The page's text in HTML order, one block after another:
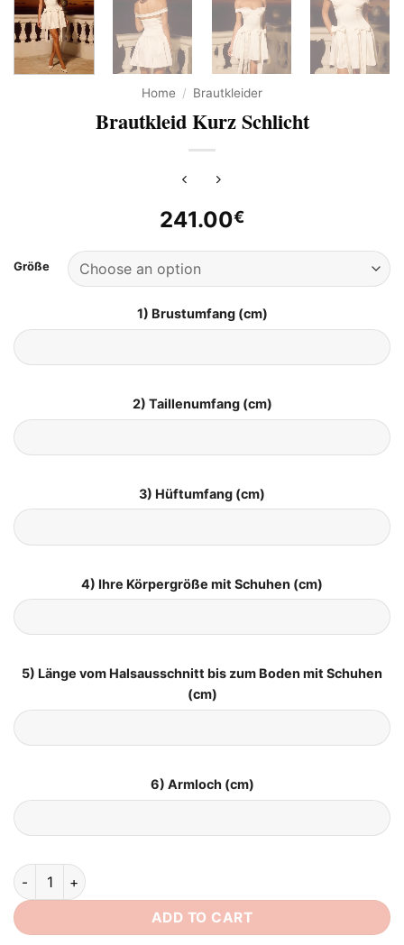
Home / Brautkleider
Brautkleid Kurz Schlicht
241.00€
Größe
1) Brustumfang (cm)
2) Taillenumfang (cm)
3) Hüftumfang (cm)
4) Ihre Körpergröße mit Schuhen (cm)
5) Länge vom Halsausschnitt bis zum Boden mit Schuhen
(cm)
6) Armloch (cm)
Brautkleid Kurz Schlicht quantity
ADD TO CART